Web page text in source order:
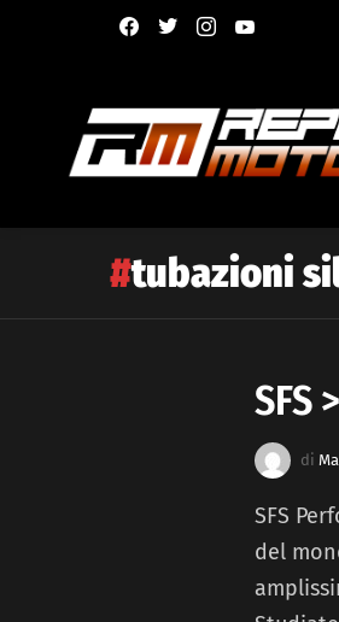
facebooktwitterinstagram
tubazioni
SFS
di
SFS
del